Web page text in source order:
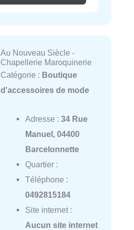
Au Nouveau Siècle -
Chapellerie Maroquinerie
Catégorie : Boutique
d'accessoires de mode
Adresse : 34 Rue
Manuel, 04400
Barcelonnette
Quartier :
Téléphone :
0492815184
Site internet :
Aucun site internet